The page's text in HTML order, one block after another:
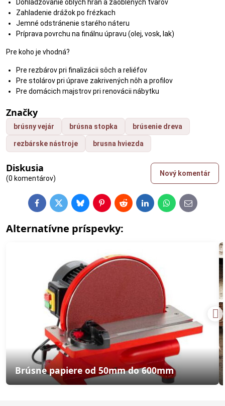
Dohladzovanie oblých hrán a zaoblených tvarov
Zahladenie drážok po frézkach
Jemné odstránenie starého náteru
Príprava povrchu na finálnu úpravu (olej, vosk, lak)
Pre koho je vhodná?
Pre rezbárov pri finalizácii sôch a reliéfov
Pre stolárov pri úprave zakrivených nôh a profilov
Pre domácich majstrov pri renovácii nábytku
Značky
brúsny vejár brúsna stopka brúsenie dreva
rezbárske nástroje brusna hviezda
Diskusia
(0 komentárov)
Nový komentár
FacebookTwitterBlueskyPinterestRedditLinkedInWhatsApp
E-
mail
Alternatívne príspevky:
Brúsne papiere od 50mm do 600mm